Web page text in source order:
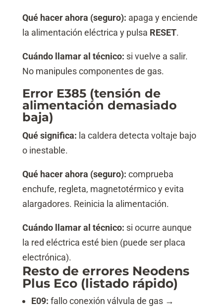
Qué hacer ahora (seguro): apaga y enciende
la alimentación eléctrica y pulsa RESET.
Cuándo llamar al técnico: si vuelve a salir.
No manipules componentes de gas.
Error E385 (tensión de
alimentación demasiado
baja)
Qué significa: la caldera detecta voltaje bajo
o inestable.
Qué hacer ahora (seguro): comprueba
enchufe, regleta, magnetotérmico y evita
alargadores. Reinicia la alimentación.
Cuándo llamar al técnico: si ocurre aunque
la red eléctrica esté bien (puede ser placa
electrónica).
Resto de errores Neodens
Plus Eco (listado rápido)
E09: fallo conexión válvula de gas →